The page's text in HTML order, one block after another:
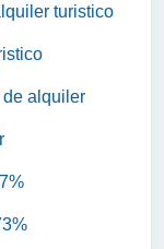
turistico
alquiler